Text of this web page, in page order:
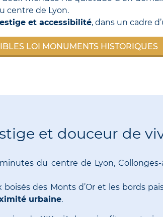
centre de Lyon.
et accessibilité, dans un cadre
LOI MONUMENTS HISTORIQUES
et douceur de
du centre de Lyon, Collonges-
des Monts d’Or et les bords
urbaine.